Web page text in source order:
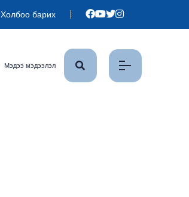
Холбоо барих
Мэдээ мэдээлэл